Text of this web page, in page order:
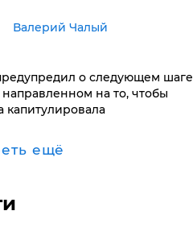
Валерий Чалый
о следующем шаге
на то, чтобы
капитулировала
ещё